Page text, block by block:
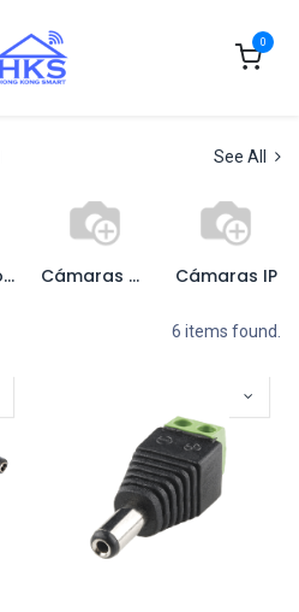
0
See All
Bases y Soportes Cámaras Análogas Cámaras IP
6 items found.